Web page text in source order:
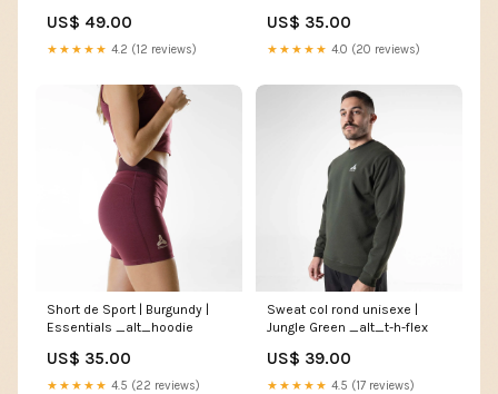
US$ 49.00
★★★★★ 4.2 (12 reviews)
US$ 35.00
★★★★★ 4.0 (20 reviews)
Short de Sport | Burgundy |
Essentials _alt_hoodie
US$ 35.00
★★★★★ 4.5 (22 reviews)
Sweat col rond unisexe |
Jungle Green _alt_t-h-flex
US$ 39.00
★★★★★ 4.5 (17 reviews)